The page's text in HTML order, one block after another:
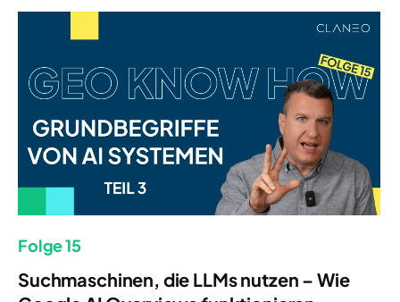
Folge 15
Suchmaschinen, die LLMs nutzen – Wie